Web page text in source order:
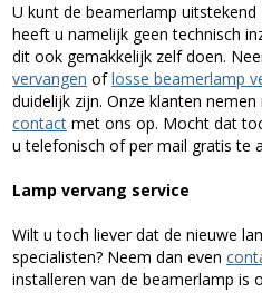
U kunt de beamerlamp
heeft u namelijk geen technisch
dit ook gemakkelijk zelf doen.
vervangen oflosse beamerlamp
duidelijk zijn. Onze klanten
contact met ons op. Mocht dat
u telefonisch of per mail gratis te
Lamp vervang service
Wilt u toch liever dat de nieuwe
specialisten? Neem dan even
installeren van de beamerlamp is